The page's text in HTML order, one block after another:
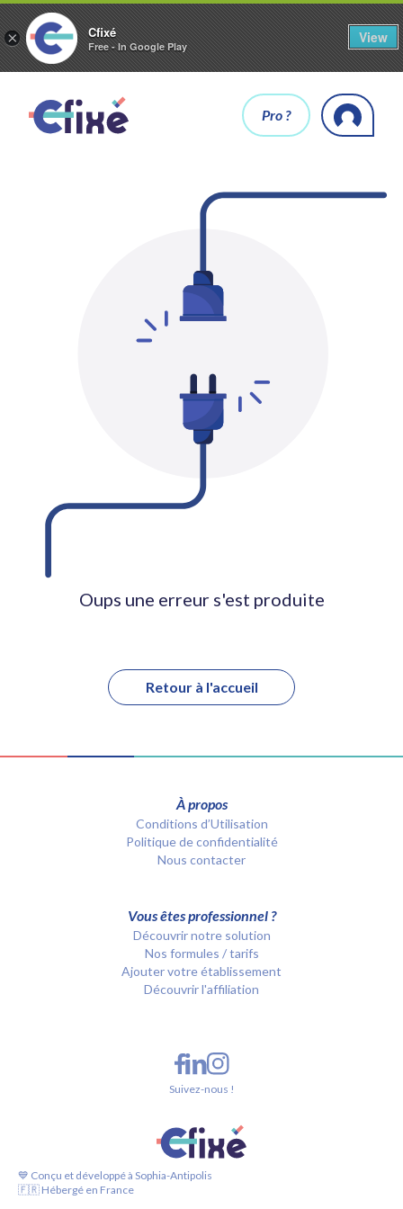
× Cfixé
Free - In Google Play
View
Pro ?
Oups une erreur s'est produite
Retour à l'accueil
À propos
Conditions d’Utilisation
Politique de confidentialité
Nous contacter
Vous êtes professionnel ?
Découvrir notre solution
Nos formules / tarifs
Ajouter votre établissement
Découvrir l'affiliation
💙 Conçu et développé à Sophia-Antipolis
🇫🇷 Hébergé en France
Suivez-nous !